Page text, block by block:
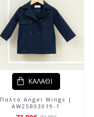
Παλτό Angel Wings |
AW25B03019-1
ΚΑΛΆΘΙ